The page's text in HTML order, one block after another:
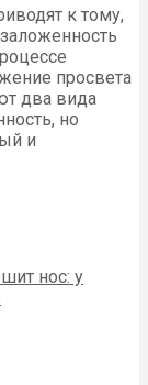
к тому,
просвета
два вида
но
и